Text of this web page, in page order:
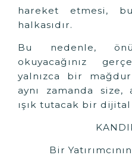
hareket etmesi,
halkasıdır.
Bu nedenle,
okuyacağınız
yalnızca bir
aynı zamanda
ışık tutacak bir
Bir